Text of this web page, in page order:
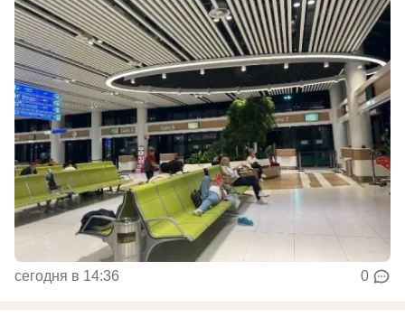
сегодня в 14:36 0